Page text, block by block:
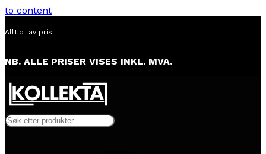
to content
Alltid lav pris
NB. ALLE PRISER VISES INKL. MVA.